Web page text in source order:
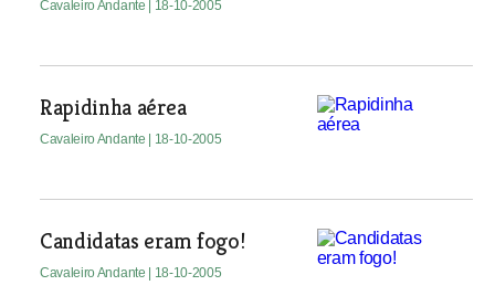
Cavaleiro Andante | 18-10-2005
Rapidinha aérea
Cavaleiro Andante | 18-10-2005
Candidatas eram fogo!
Cavaleiro Andante | 18-10-2005